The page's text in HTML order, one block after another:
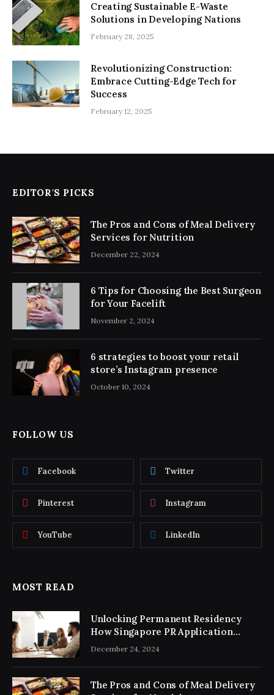
Creating Sustainable E-Waste
Solutions in Developing Nations
February 28, 2025
Revolutionizing Construction:
Embrace Cutting-Edge Tech for
Success
February 12, 2025
EDITOR'S PICKS
The Pros and Cons of Meal Delivery
Services for Nutrition
December 22, 2024
6 Tips for Choosing the Best Surgeon
for Your Facelift
November 2, 2024
6 strategies to boost your retail
store’s Instagram presence
October 10, 2024
FOLLOW US
Facebook Twitter
Pinterest Instagram
YouTube LinkedIn
MOST READ
Unlocking Permanent Residency
How Singapore PR Application
Consultancy Simplifies the Process
December 24, 2024
The Pros and Cons of Meal Delivery